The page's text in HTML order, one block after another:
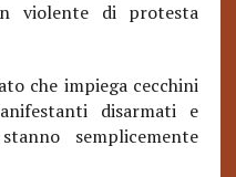
violente di protesta
che impiega cecchini
disarmati e
semplicemente